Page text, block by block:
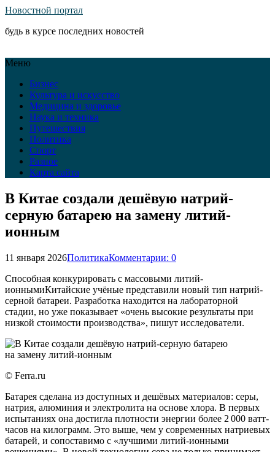
Новостной портал
будь в курсе последних новостей
Меню
Бизнес
Культура и искусство
Медицина и здоровье
Наука и техника
Путешествия
Политика
Спорт
Разное
Карта сайта
В Китае создали дешёвую натрий-
серную батарею на замену литий-
ионным
11 января 2026ПолитикаКомментарии: 0
Способная конкурировать с массовыми литий-
ионнымиКитайские учёные представили новый тип натрий-
серной батареи. Разработка находится на лабораторной
стадии, но уже показывает «очень высокие результаты при
низкой стоимости производства», пишут исследователи.
© Ferra.ru
Батарея сделана из доступных и дешёвых материалов: серы,
натрия, алюминия и электролита на основе хлора. В первых
испытаниях она достигла плотности энергии более 2 000 ватт-
часов на килограмм. Это выше, чем у современных натриевых
батарей, и сопоставимо с «лучшими литий-ионными